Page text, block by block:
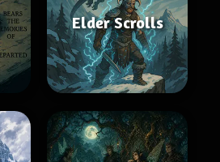
Elder Scrolls